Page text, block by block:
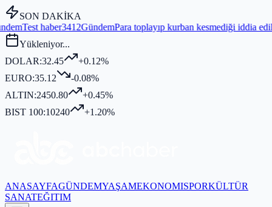
SON DAKİKA
GündemPara toplayıp kurban kesmediği iddia edilen BOLSEV bu yıl
Yükleniyor...
DOLAR:32.45
+0.12%
EURO:35.12
-0.08%
ALTIN:2450.80
+0.45%
BIST 100:10240 +1.20%
ANASAYFAGÜNDEMYAŞAMEKONOMISPORKÜLTÜR
SANATEĞITIM